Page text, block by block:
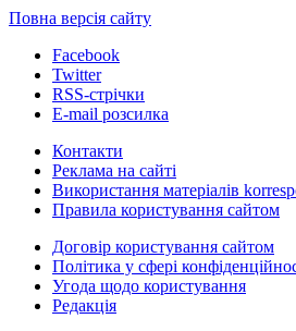
Повна версія сайту
Facebook
Twitter
RSS-стрічки
E-mail розсилка
Контакти
Реклама на сайті
Використання матеріалів
Правила користування сайтом
Договір користування сайтом
Політика у сфері
Угода щодо користування
Редакція